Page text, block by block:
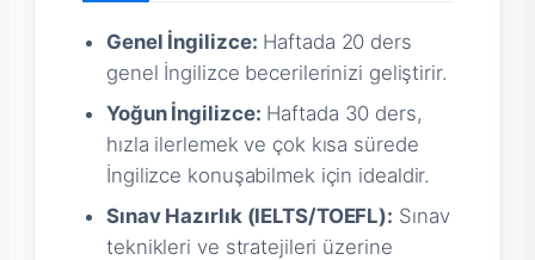
Genel İngilizce: Haftada 20 ders
genel İngilizce becerilerinizi geliştirir.
Yoğun İngilizce: Haftada 30 ders,
hızla ilerlemek ve çok kısa sürede
İngilizce konuşabilmek için idealdir.
Sınav Hazırlık (IELTS/TOEFL): Sınav
teknikleri ve stratejileri üzerine